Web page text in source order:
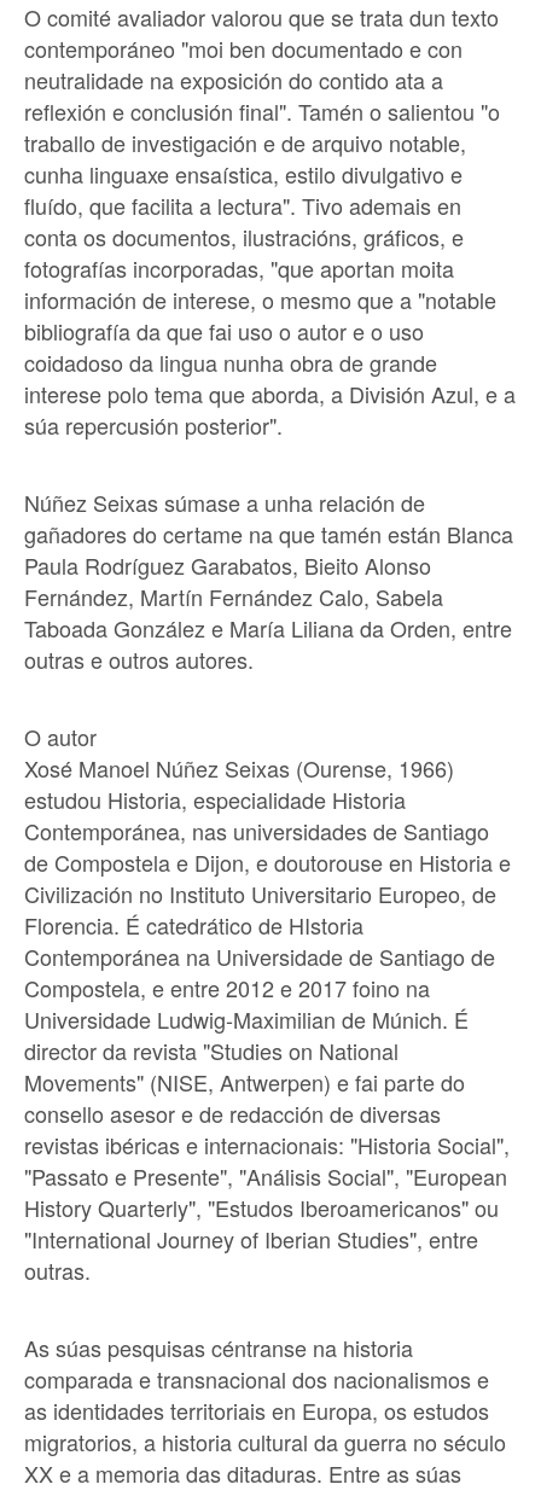
O comité avaliador valorou que se trata dun texto
contemporáneo "moi ben documentado e con
neutralidade na exposición do contido ata a
reflexión e conclusión final". Tamén o salientou "o
traballo de investigación e de arquivo notable,
cunha linguaxe ensaística, estilo divulgativo e
fluído, que facilita a lectura". Tivo ademais en
conta os documentos, ilustracións, gráficos, e
fotografías incorporadas, "que aportan moita
información de interese, o mesmo que a "notable
bibliografía da que fai uso o autor e o uso
coidadoso da lingua nunha obra de grande
interese polo tema que aborda, a División Azul, e a
súa repercusión posterior".
Núñez Seixas súmase a unha relación de
gañadores do certame na que tamén están Blanca
Paula Rodríguez Garabatos, Bieito Alonso
Fernández, Martín Fernández Calo, Sabela
Taboada González e María Liliana da Orden, entre
outras e outros autores.
O autor
Xosé Manoel Núñez Seixas (Ourense, 1966)
estudou Historia, especialidade Historia
Contemporánea, nas universidades de Santiago
de Compostela e Dijon, e doutorouse en Historia e
Civilización no Instituto Universitario Europeo, de
Florencia. É catedrático de HIstoria
Contemporánea na Universidade de Santiago de
Compostela, e entre 2012 e 2017 foino na
Universidade Ludwig-Maximilian de Múnich. É
director da revista "Studies on National
Movements" (NISE, Antwerpen) e fai parte do
consello asesor e de redacción de diversas
revistas ibéricas e internacionais: "Historia Social",
"Passato e Presente", "Análisis Social", "European
History Quarterly", "Estudos Iberoamericanos" ou
"International Journey of Iberian Studies", entre
outras.
As súas pesquisas céntranse na historia
comparada e transnacional dos nacionalismos e
as identidades territoriais en Europa, os estudos
migratorios, a historia cultural da guerra no século
XX e a memoria das ditaduras. Entre as súas